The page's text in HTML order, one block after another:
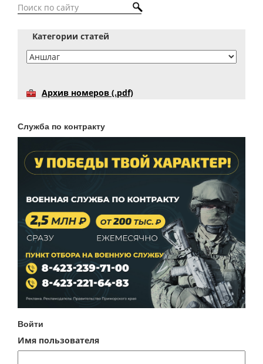
Категории статей
Архив номеров (.pdf)
Служба по контракту
Войти
Имя пользователя